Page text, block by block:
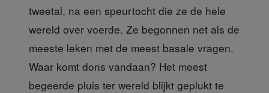
tweetal, na een speurtocht die ze de hele
wereld over voerde. Ze begonnen net als de
meeste leken met de meest basale vragen.
Waar komt dons vandaan? Het meest
begeerde pluis ter wereld blijkt geplukt te